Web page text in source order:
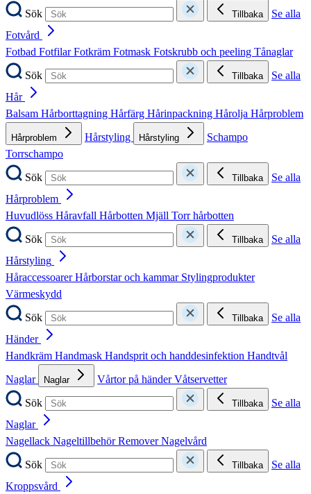
Sök
Tillbaka
Se alla
Fotvård
Fotbad FotfilarFotkräm Fotmask Fotskrubb och peeling Tånaglar
Sök
Tillbaka
Se alla
Hår
Balsam Hårborttagning Hårfärg Hårinpackning Hårolja Hårproblem
Hårproblem Hårstyling Hårstyling
Schampo
Torrschampo
Sök
Tillbaka
Se alla
Hårproblem
Huvudlöss Håravfall Hårbotten Mjäll Torr hårbotten
Sök
Tillbaka
Se alla
Hårstyling
HåraccessoarerHårborstar och kammar Stylingprodukter
Värmeskydd
Sök
Tillbaka
Se alla
Händer
Handkräm Handmask Handsprit och handdesinfektion Handtvål
Naglar
Naglar Vårtor på händerVåtservetter
Sök
Tillbaka
Se alla
Naglar
Nagellack NageltillbehörRemoverNagelvård
Sök
Tillbaka
Se alla
Kroppsvård